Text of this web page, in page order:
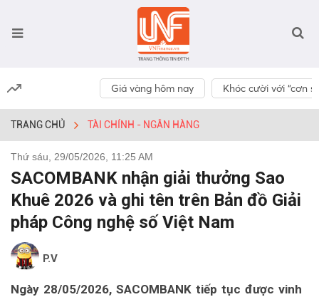
Giá vàng hôm nay Khóc cười với “cơn
TRANG CHỦ TÀI CHÍNH - NGÂN HÀNG
Thứ sáu, 29/05/2026, 11:25 AM
SACOMBANK nhận giải thưởng Sao
Khuê 2026 và ghi tên trên Bản đồ Giải
pháp Công nghệ số Việt Nam
P.V
Ngày 28/05/2026, SACOMBANK tiếp tục được vinh